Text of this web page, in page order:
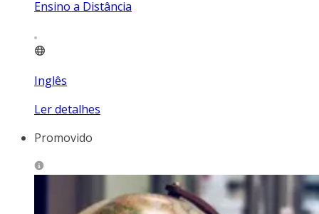
Ensino a Distância
Inglês
Ler detalhes
Promovido